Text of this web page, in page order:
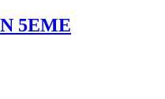
5EME